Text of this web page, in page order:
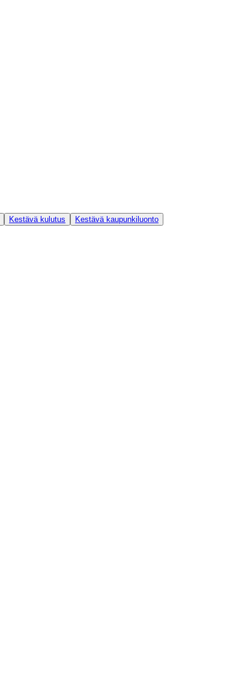
Kestävä kulutus Kestävä kaupunkiluonto